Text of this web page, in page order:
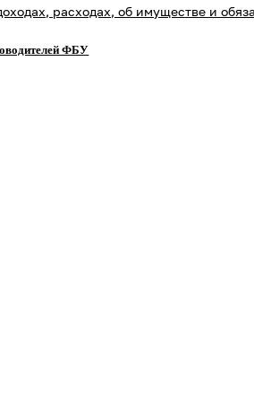
расходах, об имуществе и
ФБУ